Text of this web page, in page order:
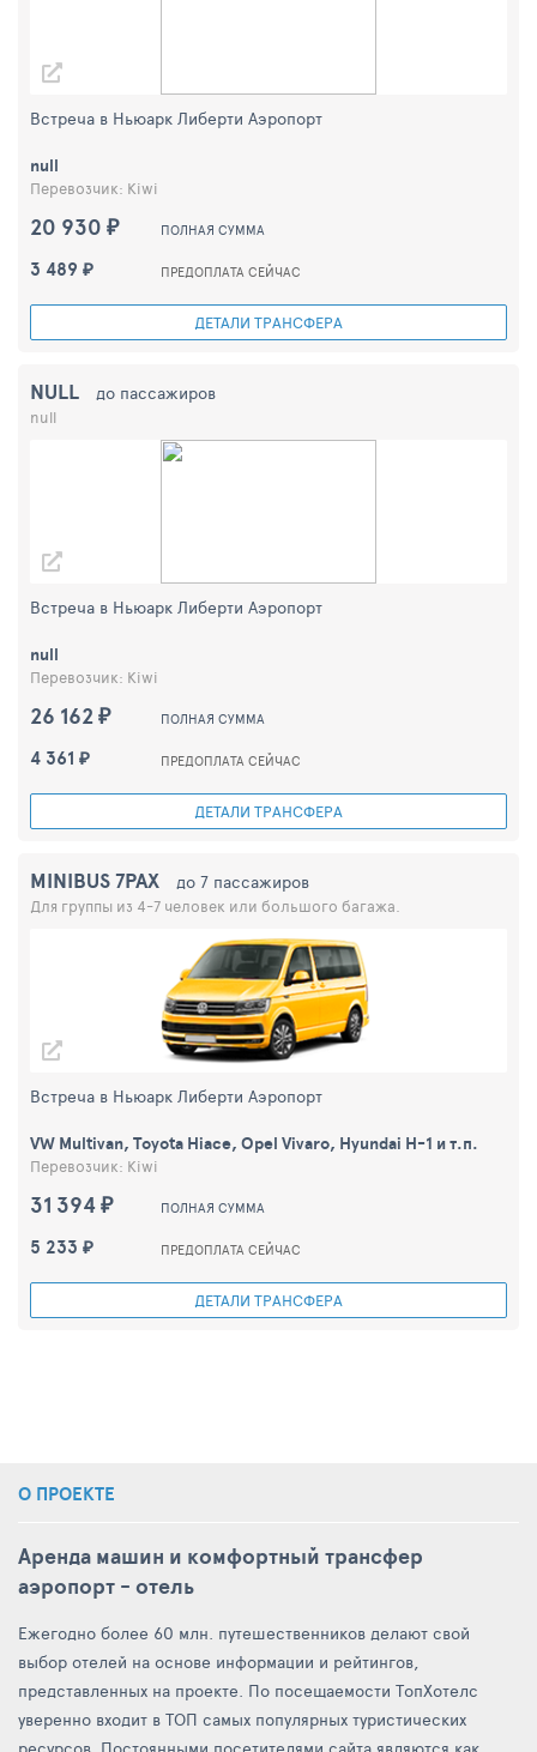
20 930 ₽ ПОЛНАЯ СУММА
3 489 ₽ ПРЕДОПЛАТА СЕЙЧАС
ДЕТАЛИ ТРАНСФЕРА
Встреча в Ньюарк Либерти Аэропорт
null
Перевозчик: Kiwi
26 162 ₽ ПОЛНАЯ СУММА
4 361 ₽ ПРЕДОПЛАТА СЕЙЧАС
ДЕТАЛИ ТРАНСФЕРА
Встреча в Ньюарк Либерти Аэропорт
NULL до пассажиров
null
null
Перевозчик: Kiwi
31 394 ₽ ПОЛНАЯ СУММА
5 233 ₽ ПРЕДОПЛАТА СЕЙЧАС
ДЕТАЛИ ТРАНСФЕРА
Встреча в Ньюарк Либерти Аэропорт
MINIBUS 7PAX до 7 пассажиров
Для группы из 4-7 человек или большого багажа.
VW Multivan, Toyota Hiace, Opel Vivaro, Hyundai H-1 и т.п.
Перевозчик: Kiwi
О ПРОЕКТЕ
Аренда машин и комфортный трансфер
аэропорт - отель
Ежегодно более 60 млн. путешественников делают свой
выбор отелей на основе информации и рейтингов,
представленных на проекте. По посещаемости ТопХотелс
уверенно входит в ТОП самых популярных туристических